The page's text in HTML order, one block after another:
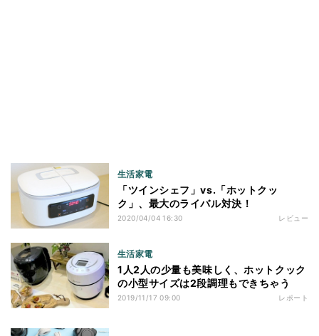
生活家電
「ツインシェフ」vs.「ホットクッ
ク」、最大のライバル対決！
2020/04/04 16:30 レビュー
生活家電
1人2人の少量も美味しく、ホットクック
の小型サイズは2段調理もできちゃう
2019/11/17 09:00 レポート